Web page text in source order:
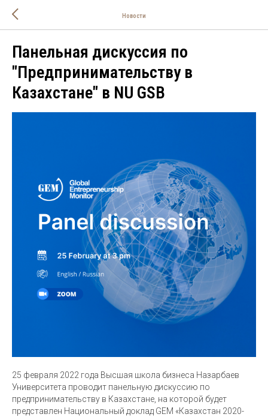
Новости
Панельная дискуссия по
"Предпринимательству в
Казахстане" в NU GSB
25 февраля 2022 года Высшая школа бизнеса Назарбаев
Университета проводит панельную дискуссию по
предпринимательству в Казахстане, на которой будет
представлен Национальный доклад GEM «Казахстан 2020-